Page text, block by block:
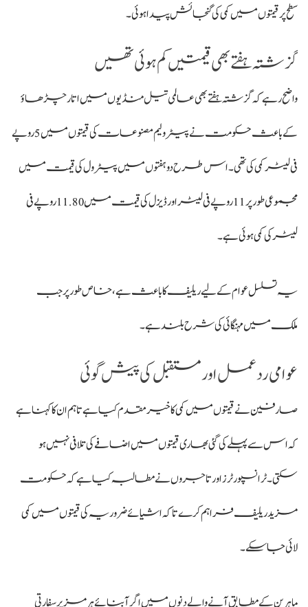
سطح پر قیمتوں میں کمی کی گنجائش پیدا ہوئی۔
گزشتہ ہفتے بھی قیمتیں کم ہوئی تھیں
واضح رہے کہ گزشتہ ہفتے بھی عالمی تیل منڈیوں میں اتار چڑھاؤ
کے باعث حکومت نے پیٹرولیم مصنوعات کی قیمتوں میں 5 روپے
فی لیٹر کمی کی تھی۔ اس طرح دو ہفتوں میں پیٹرول کی قیمت میں
مجموعی طور پر 11 روپے فی لیٹر اور ڈیزل کی قیمت میں 11.80 روپے فی
لیٹر کی کمی ہوئی ہے۔
یہ تسلسل عوام کے لیے ریلیف کا باعث ہے، خاص طور پر جب
ملک میں مہنگائی کی شرح بلند ہے۔
عوامی ردعمل اور مستقبل کی پیش گوئی
صارفین نے قیمتوں میں کمی کا خیر مقدم کیا ہے تاہم ان کا کہنا ہے
کہ اس سے پہلے کی گئی بھاری قیمتوں میں اضافے کی تلافی نہیں ہو
سکتی۔ ٹرانسپورٹرز اور تاجروں نے مطالبہ کیا ہے کہ حکومت
مزید ریلیف فراہم کرے تاکہ اشیائے ضروریہ کی قیمتوں میں کمی
لائی جا سکے۔
ماہرین کے مطابق آنے والے دنوں میں اگر آبنائے ہرمز پر سفارتی